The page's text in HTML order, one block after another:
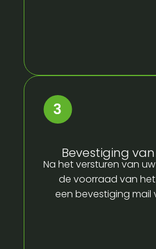
Bevestiging
Na het versturen van
de voorraad van
een bevestiging